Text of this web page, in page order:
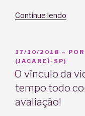
Continue lendo
da
do
PUBLICADO
EM
17/10/2018 – POR
(JACAREÍ-SP)
O vínculo da
tempo todo
avaliação!